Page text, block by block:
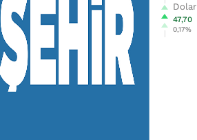
Dolar
47,70
0,17%